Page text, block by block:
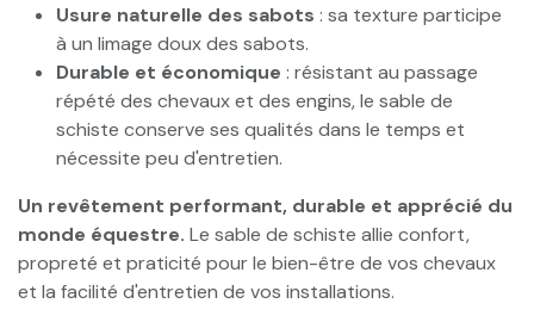
Usure naturelle des sabots : sa texture participe
à un limage doux des sabots.
Durable et économique : résistant au passage
répété des chevaux et des engins, le sable de
schiste conserve ses qualités dans le temps et
nécessite peu d'entretien.
Un revêtement performant, durable et apprécié du
monde équestre. Le sable de schiste allie confort,
propreté et praticité pour le bien-être de vos chevaux
et la facilité d'entretien de vos installations.